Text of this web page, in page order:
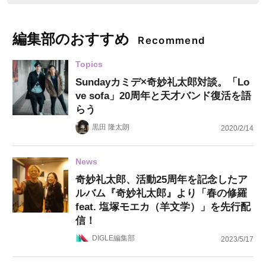
編集部のおすすめ Recommend
Topics
Sundayカミデ×奇妙礼太郎対談。「Lo
ve sofa」20周年と天才バンド復活を語
らう
黒田 隆太朗 2020/2/14
News
奇妙礼太郎、活動25周年を記念したア
ルバム『奇妙礼太郎』より「春の修羅
feat. 塩塚モエカ（羊文学）」を先行配
信！
DIGLE編集部 2023/5/17